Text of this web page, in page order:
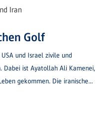
Golf
und Israel zivile und
Dabei ist Ayatollah Ali Kamenei,
gekommen. Die iranische